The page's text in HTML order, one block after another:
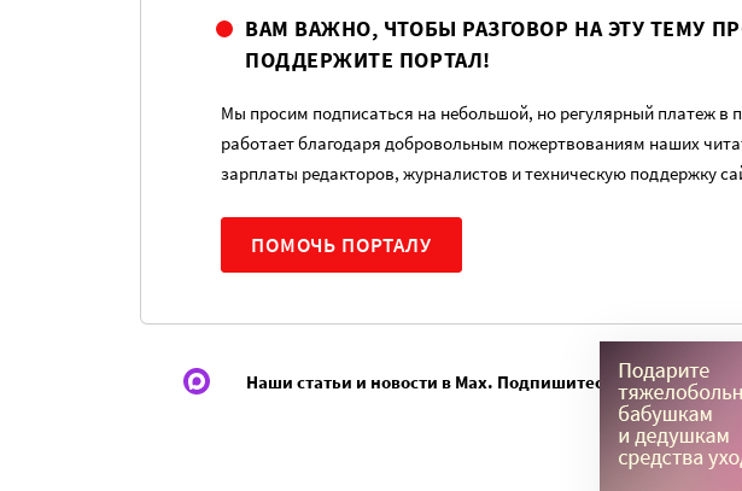
ВАМ ВАЖНО, ЧТОБЫ РАЗГОВОР НА ЭТУ ТЕМУ
ПОДДЕРЖИТЕ ПОРТАЛ!
Мы просим подписаться на небольшой, но регулярный платеж в
работает благодаря добровольным пожертвованиям наших
зарплаты редакторов, журналистов и техническую поддержку
ПОМОЧЬ ПОРТАЛУ
Наши статьи и новости в Max. Подпишитесь